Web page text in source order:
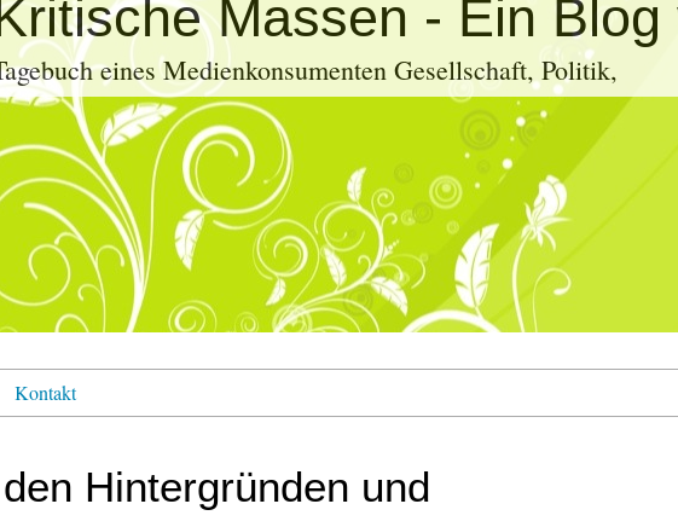
eines Medienkonsumenten Gesellschaft, Politik,
Kontakt
Hintergründen und